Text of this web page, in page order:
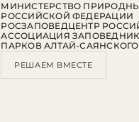
МИНИСТЕРСТВО
РОССИЙСКОЙ ФЕДЕРАЦИИ
РОСЗАПОВЕДЦЕНТР
АССОЦИАЦИЯ
ПАРКОВ АЛТАЙ-
РЕШАЕМ ВМЕСТЕ